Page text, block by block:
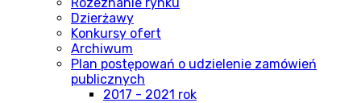
Dzierżawy
Konkursy ofert
Archiwum
Plan postępowań o udzielenie zamówień
publicznych
2017 - 2021 rok